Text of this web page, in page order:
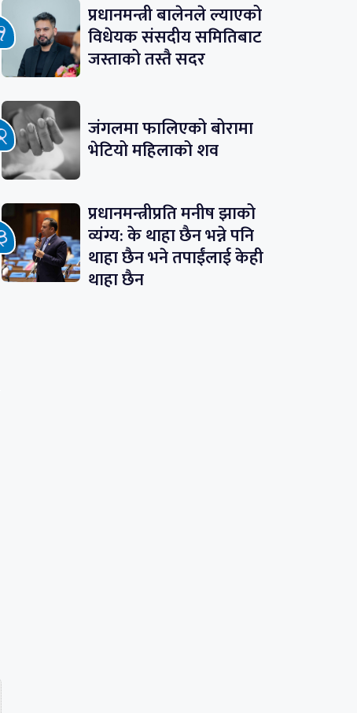
प्रधानमन्त्री बालेनले ल्याएको
विधेयक संसदीय समितिबाट
जस्ताको तस्तै सदर
जंगलमा फालिएको बोरामा
भेटियो महिलाको शव
प्रधानमन्त्रीप्रति मनीष झाको
व्यंग्य: के थाहा छैन भन्ने पनि
थाहा छैन भने तपाईंलाई केही
थाहा छैन